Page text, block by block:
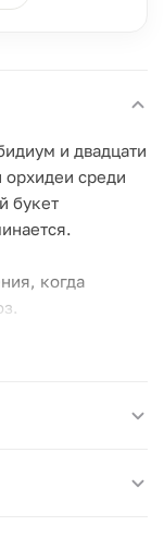
и двадцати
орхидеи среди
букет
когда